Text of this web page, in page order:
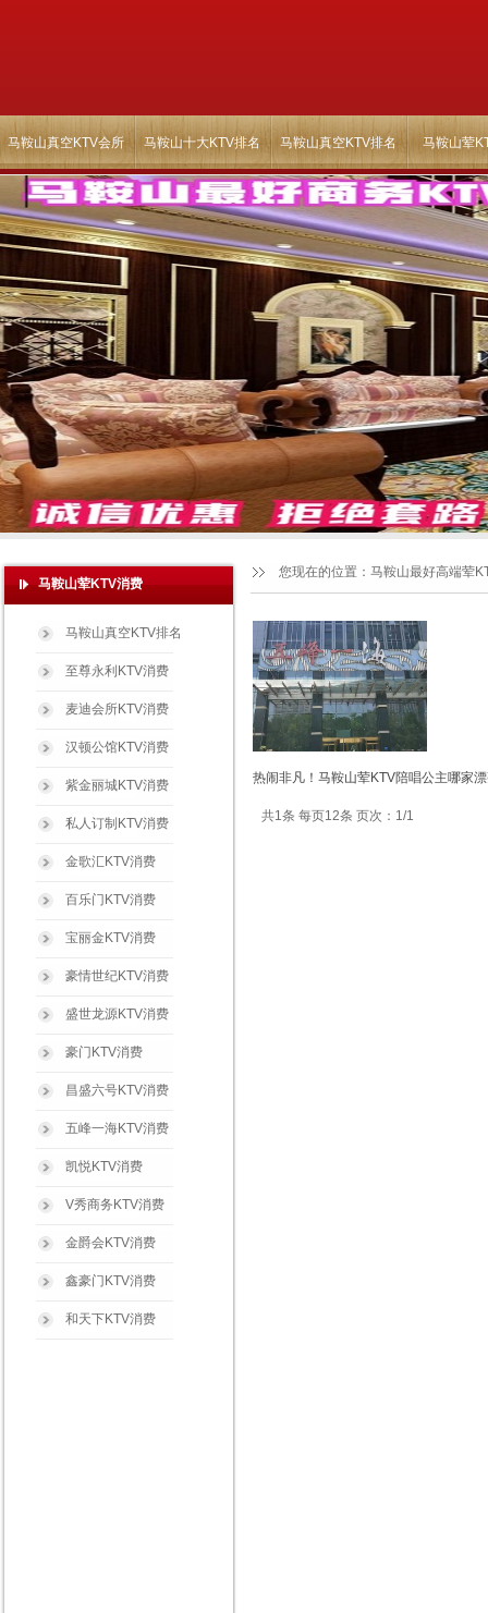
马鞍山真空KTV会所 马鞍山十大KTV排名 马鞍山真空KTV排名 马鞍山荤
马鞍山荤KTV消费
马鞍山真空KTV排名
至尊永利KTV消费
麦迪会所KTV消费
汉顿公馆KTV消费
紫金丽城KTV消费
私人订制KTV消费
金歌汇KTV消费
百乐门KTV消费
宝丽金KTV消费
豪情世纪KTV消费
盛世龙源KTV消费
豪门KTV消费
昌盛六号KTV消费
五峰一海KTV消费
凯悦KTV消费
V秀商务KTV消费
金爵会KTV消费
鑫豪门KTV消费
和天下KTV消费
热闹非凡！马鞍山荤KTV陪唱公主哪家
共1条 每页12条 页次：1/1
您现在的位置： 马鞍山最好高端荤